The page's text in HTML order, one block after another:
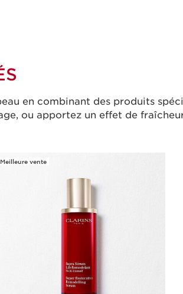
en combinant des produits
ou apportez un effet de
Meilleure vente